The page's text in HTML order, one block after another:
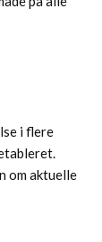
i flere
om aktuelle